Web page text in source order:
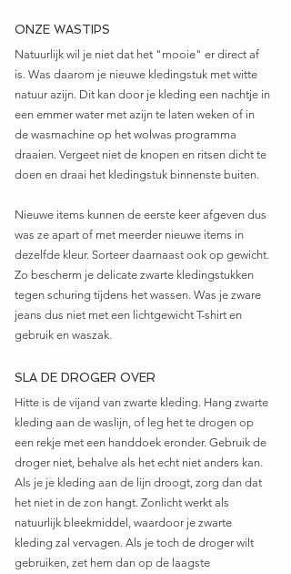
ONZE WASTIPS
Natuurlijk wil je niet dat het "mooie" er direct af
is. Was daarom je nieuwe kledingstuk met witte
natuur azijn. Dit kan door je kleding een nachtje in
een emmer water met azijn te laten weken of in
de wasmachine op het wolwas programma
draaien. Vergeet niet de knopen en ritsen dicht te
doen en draai het kledingstuk binnenste buiten.
Nieuwe items kunnen de eerste keer afgeven dus
was ze apart of met meerder nieuwe items in
dezelfde kleur. Sorteer daarnaast ook op gewicht.
Zo bescherm je delicate zwarte kledingstukken
tegen schuring tijdens het wassen. Was je zware
jeans dus niet met een lichtgewicht T-shirt en
gebruik en waszak.
SLA DE DROGER OVER
Hitte is de vijand van zwarte kleding. Hang zwarte
kleding aan de waslijn, of leg het te drogen op
een rekje met een handdoek eronder. Gebruik de
droger niet, behalve als het echt niet anders kan.
Als je je kleding aan de lijn droogt, zorg dan dat
het niet in de zon hangt. Zonlicht werkt als
natuurlijk bleekmiddel, waardoor je zwarte
kleding zal vervagen. Als je toch de droger wilt
gebruiken, zet hem dan op de laagste